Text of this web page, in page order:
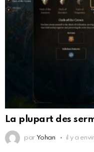
La plupart des
par Yohan il y a